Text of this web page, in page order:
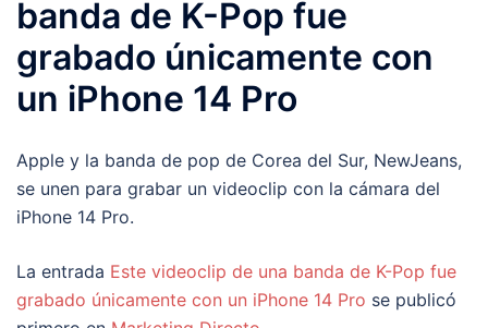
banda de K-Pop fue
grabado únicamente con
un iPhone 14 Pro
Apple y la banda de pop de Corea del Sur, NewJeans,
se unen para grabar un videoclip con la cámara del
iPhone 14 Pro.
La entrada Este videoclip de una banda de K-Pop fue
grabado únicamente con un iPhone 14 Pro se publicó